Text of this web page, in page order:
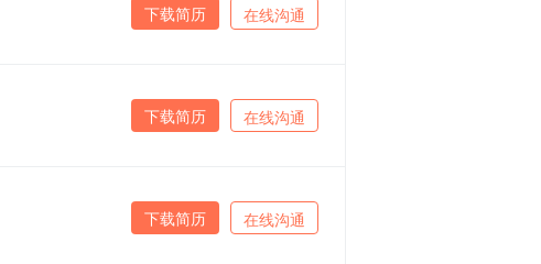
在线沟通
下载简历
在线沟通
下载简历
在线沟通
下载简历